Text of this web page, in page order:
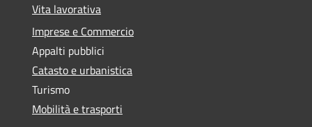
Vita lavorativa
Imprese e Commercio
Appalti pubblici
Catasto e urbanistica
Turismo
Mobilità e trasporti